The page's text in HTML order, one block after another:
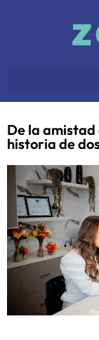
De la amistad
historia de